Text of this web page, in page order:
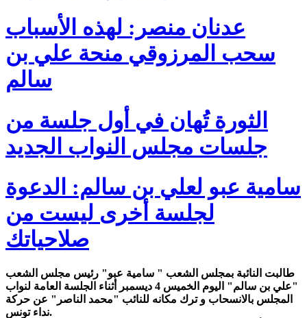
عدنان منصر: لهذه الأسباب
سحب المرزوقي منحة علي بن
سالم
الثورة تُهان في أول جلسة من
جلسات مجلس النواب الجديد
سامية عبو لعلي بن سالم: الدعوة
لجلسة أخرى ليست من
صلاحياتك
طالبت النائبة بمجلس الشعب " سامية عبو" رئيس مجلس الشعب
"علي بن سالم" اليوم الخميس 4 ديسمبر أثناء الجلسة العامة لنواب
المجلس بالانسحاب و ترك مكانه للنائب "محمد الناصر" عن حركة
نداء تونس.